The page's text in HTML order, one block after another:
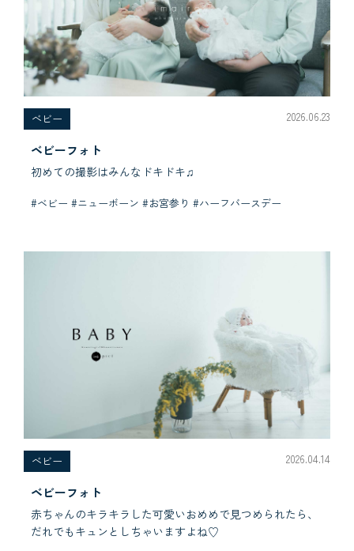
べビー 2026.06.23
ベビーフォト
初めての撮影はみんなドキドキ♫
#ベビー #ニューボーン #お宮参り #ハーフバースデー
べビー 2026.04.14
ベビーフォト
赤ちゃんのキラキラした可愛いおめめで見つめられたら、
だれでもキュンとしちゃいますよね♡